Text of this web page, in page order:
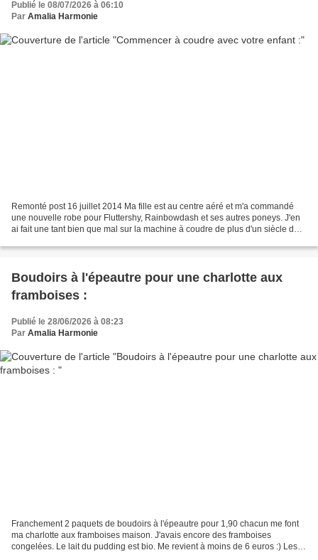
Publié le 08/07/2026 à 06:10
Par Amalia Harmonie
Remonté post 16 juillet 2014 Ma fille est au centre aéré et m'a commandé
une nouvelle robe pour Fluttershy, Rainbowdash et ses autres poneys. J'en
ai fait une tant bien que mal sur la machine à coudre de plus d'un siècle de
Boudoirs à l'épeautre pour une charlotte aux
framboises :
Publié le 28/06/2026 à 08:23
Par Amalia Harmonie
Franchement 2 paquets de boudoirs à l'épeautre pour 1,90 chacun me font
ma charlotte aux framboises maison. J'avais encore des framboises
congelées. Le lait du pudding est bio. Me revient à moins de 6 euros :) Les